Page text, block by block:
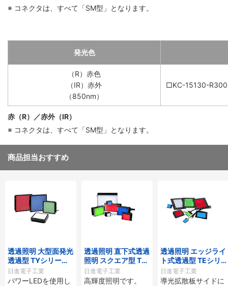
※ コネクタは、すべて「SM型」となります。
発光色
（R）赤色
（IR）赤外
（850nm）
□KC-15130-R300
赤（R）／赤外（IR）
※ コネクタは、すべて「SM型」となります。
商品担当おすすめ
透過照明 大型面発光
透過型 TYシリー
ズ・THシリーズ
日進電子工業
パワーLEDを使用し
透過照明 直下式透過
照明 スクエア型 TD
シリーズ
日進電子工業
高輝度照明です。
透過照明 エッジライ
ト式透過型 TEシリ
ーズ
日進電子工業
導光拡散板サイドに